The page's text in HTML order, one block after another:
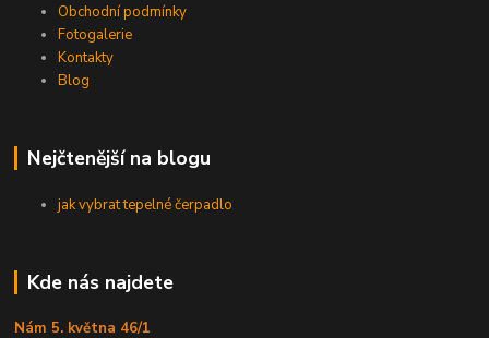
Obchodní podmínky
Fotogalerie
Kontakty
Blog
Nejčtenější na blogu
jak vybrat tepelné čerpadlo
Kde nás najdete
Nám 5. května 46/1